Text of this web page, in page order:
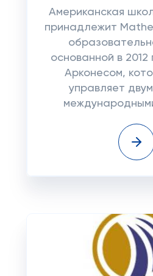
Американская
принадлежит
основанной в 2012
Арконесом,
управляет